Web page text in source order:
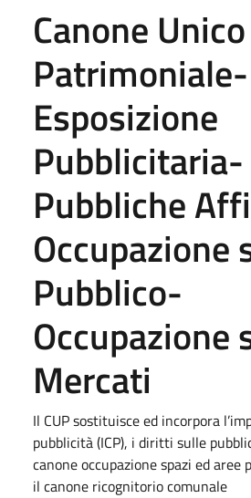
Canone Unico
Patrimoniale-
Esposizione
Pubblicitaria-
Pubbliche
Occupazione
Pubblico-
Occupazione
Mercati
Il CUP sostituisce ed incorpora
pubblicità (ICP), i diritti sulle
canone occupazione spazi ed aree
il canone ricognitorio comunale